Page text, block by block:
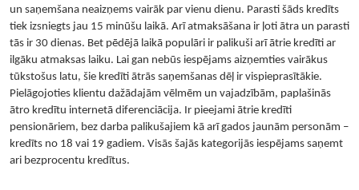
un saņemšana neaizņems vairāk par vienu dienu. Parasti šāds kredīts
tiek izsniegts jau 15 minūšu laikā. Arī atmaksāšana ir ļoti ātra un parasti
tās ir 30 dienas. Bet pēdējā laikā populāri ir palikuši arī ātrie kredīti ar
ilgāku atmaksas laiku. Lai gan nebūs iespējams aizņemties vairākus
tūkstošus latu, šie kredīti ātrās saņemšanas dēļ ir vispieprasītākie.
Pielāgojoties klientu dažādajām vēlmēm un vajadzībām, paplašinās
ātro kredītu internetā diferenciācija. Ir pieejami ātrie kredīti
pensionāriem, bez darba palikušajiem kā arī gados jaunām personām –
kredīts no 18 vai 19 gadiem. Visās šajās kategorijās iespējams saņemt
ari bezprocentu kredītus.